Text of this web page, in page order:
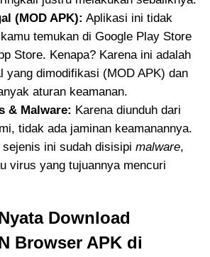
(MOD APK): Aplikasi ini tidak
temukan di Google Play Store
Store. Kenapa? Karena ini adalah
yang dimodifikasi (MOD APK) dan
aturan keamanan.
& Malware: Karena diunduh dari
tidak ada jaminan keamanannya.
ini sudah disisipi malware,
virus yang tujuannya mencuri
Download
Browser APK di